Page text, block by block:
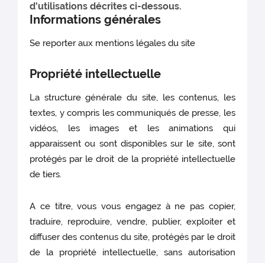
d'utilisations décrites ci-dessous.
Informations générales
Se reporter aux mentions légales du site
Propriété intellectuelle
La structure générale du site, les contenus, les
textes, y compris les communiqués de presse, les
vidéos, les images et les animations qui
apparaissent ou sont disponibles sur le site, sont
protégés par le droit de la propriété intellectuelle
de tiers.
A ce titre, vous vous engagez à ne pas copier,
traduire, reproduire, vendre, publier, exploiter et
diffuser des contenus du site, protégés par le droit
de la propriété intellectuelle, sans autorisation